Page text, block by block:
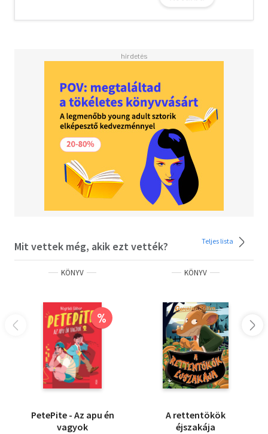
Teljes holdfogyatkozás
Jeges fuvallat
A Remény Lámpása
A pillangók üzenete
Rejtelmek ligete
Az egyszarvúk forrása
Mit vettek még, akik ezt vették? Teljes lista
KÖNYV
%
PetePite - Az apu én
vagyok
KÖNYV
A rettentökök
éjszakája